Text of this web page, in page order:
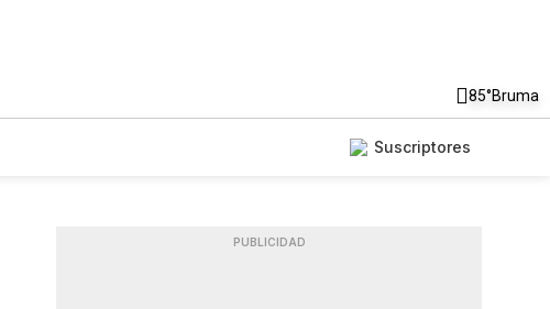
85°Bruma
Suscriptores
PUBLICIDAD